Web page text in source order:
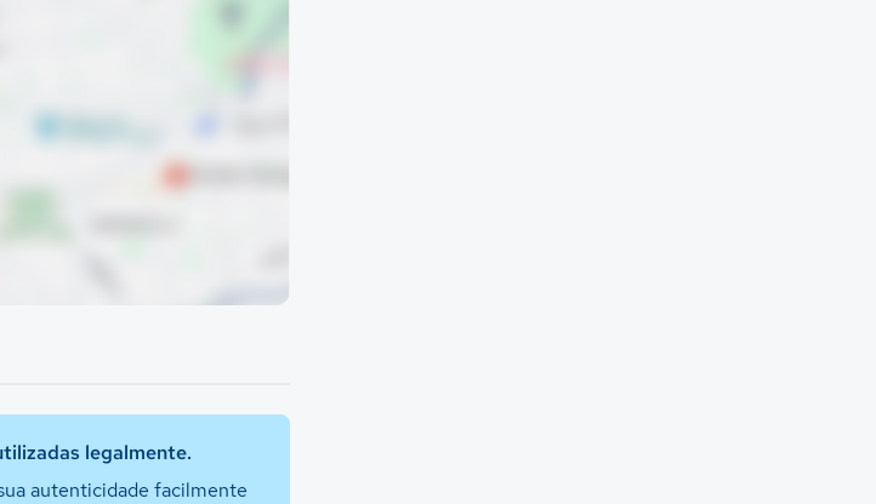
legalmente.
autenticidade facilmente